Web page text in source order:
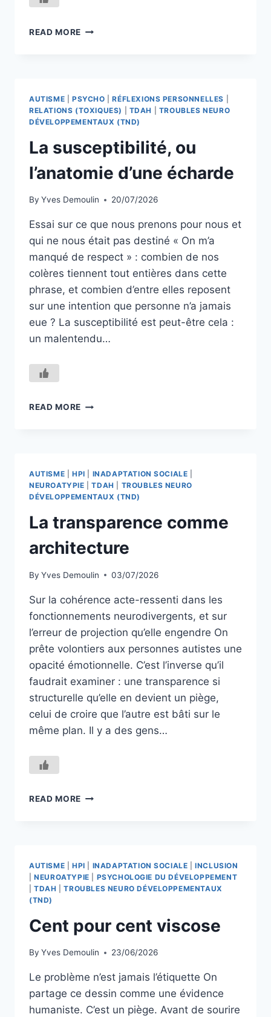
READ MORE
GIRAFE
AUTISME PSYCHO |RÉFLEXIONS PERSONNELLES
RELATIONS (TOXIQUES)
TDAH
TROUBLES NEURO
DÉVELOPPEMENTAUX (TND)
La susceptibilité, ou
l’anatomie d’une écharde
By Yves Demoulin 20/07/2026
Essai sur ce que nous prenons pour nous et
qui ne nous était pas destiné « On m’a
manqué de respect » : combien de nos
colères tiennent tout entières dans cette
phrase, et combien d’entre elles reposent
sur une intention que personne n’a jamais
eue ? La susceptibilité est peut-être cela :
un malentendu…
READ MORE LA
ÉCHARDE
AUTISME HPI INADAPTATION SOCIALE
NEUROATYPIE |TDAH
TROUBLES NEURO
DÉVELOPPEMENTAUX (TND)
La transparence comme
architecture
By Yves Demoulin 03/07/2026
Sur la cohérence acte-ressenti dans les
fonctionnements neurodivergents, et sur
l’erreur de projection qu’elle engendre On
prête volontiers aux personnes autistes une
opacité émotionnelle. C’est l’inverse qu’il
faudrait examiner : une transparence si
structurelle qu’elle en devient un piège,
celui de croire que l’autre est bâti sur le
même plan. Il y a des gens…
READ MORE LA
AUTISME HPI INADAPTATION SOCIALE |INCLUSION
|NEUROATYPIE
PSYCHOLOGIE DU DÉVELOPPEMENT
|TDAH |TROUBLES NEURO DÉVELOPPEMENTAUX
(TND)
Cent pour cent viscose
By Yves Demoulin 23/06/2026
Le problème n’est jamais l’étiquette On
partage ce dessin comme une évidence
humaniste. C’est un piège. Avant de sourire